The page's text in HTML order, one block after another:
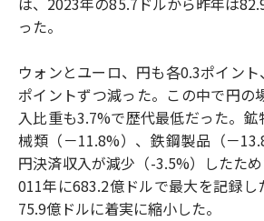
った。
ウォンとユーロ、円も各0.3ポイン
ポイントずつ減った。この中で円の
入比重も3.7%で歴代最低だった。
械類（－11.8%）、鉄鋼製品（－
円決済収入が減少（-3.5%）したた
011年に683.2億ドルで最大を記録
75.9億ドルに着実に縮小した。